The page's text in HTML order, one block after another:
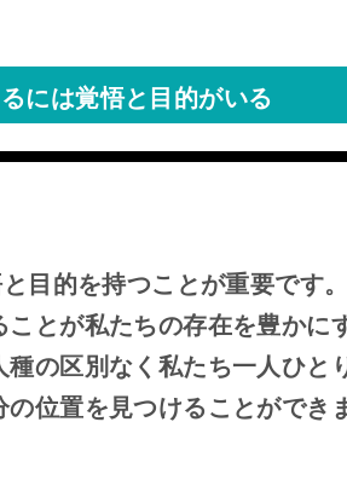
には覚悟と目的がいる
目的を持つことが重要です
とが私たちの存在を豊かに
の区別なく私たち一人ひと
位置を見つけることができ